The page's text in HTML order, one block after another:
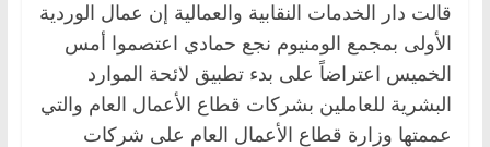
قالت دار الخدمات النقابية والعمالية إن عمال الوردية
الأولى بمجمع الومنيوم نجع حمادي اعتصموا أمس
الخميس اعتراضاً على بدء تطبيق لائحة الموارد
البشرية للعاملين بشركات قطاع الأعمال العام والتي
عممتها وزارة قطاع الأعمال العام على شركات